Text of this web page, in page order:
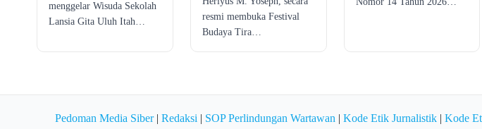
menggelar Wisuda Sekolah
Lansia Gita Uluh Itah…
resmi membuka Festival
Budaya Tira…
Pedoman Media Siber| Redaksi | SOP Perlindungan Wartawan | Kode Etik Jurnalistik | Kode